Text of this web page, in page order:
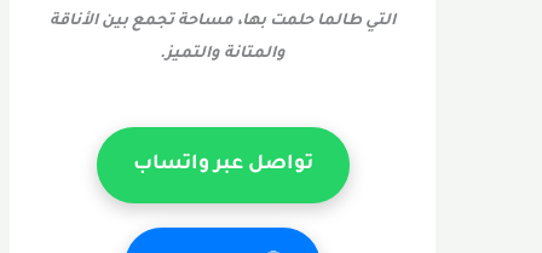
التي طالما حلمت بها، مساحة تجمع بين الأناقة
والمتانة والتميز.
تواصل عبر واتساب